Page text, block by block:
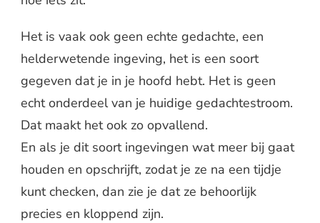
Het is vaak ook geen echte gedachte, een
helderwetende ingeving, het is een soort
gegeven dat je in je hoofd hebt. Het is geen
echt onderdeel van je huidige gedachtestroom.
Dat maakt het ook zo opvallend.
En als je dit soort ingevingen wat meer bij gaat
houden en opschrijft, zodat je ze na een tijdje
kunt checken, dan zie je dat ze behoorlijk
precies en kloppend zijn.